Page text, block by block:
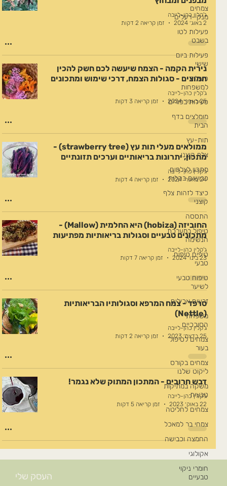
צמחים
מנקי-רעלים
פעילות לטו
בשבט
פעילות ביום
שישי
פעילות
למשפחות
פעילות בפורים
מומלצים בדף
הבית
תות-עץ
צלף קוצני
מתכון לצלפים
כבושים בקלות
כיצד לזהות צלף
קוצני
התססה
טיפול במערכת
הנשימה
טיפים טיפוח
טבעי
טיפוח טבעי
לשיער
זרעים אכילים
משפחת
הסוככיים
צמחים לטיפול
בעור
צמחים בקורס
ליקוט שלנו
משקה במתיקות
טבעית
צמחים לחליטה
צמחי בר למאכל
החמצה וכבישה
אקולוגי
חומרי ניקוי
טבעיים
ג'קלין כהן-לייבה
2 באוג׳ 2024
זמן קריאה 2 דקות
נירית הקמה - הצמח שיעשה לכם חשק להכין
חמוצים - סגולות הצמח, דרכי שימוש ומתכונים
ג'קלין כהן-לייבה
25 באפר׳ 2024
זמן קריאה 3 דקות
ממולאים מעלי תות עץ (strawberry tree) -
מתכון, יתרונות בריאותיים וערכים תזונתיים
ג'קלין כהן-לייבה
24 באפר׳ 2024
זמן קריאה 4 דקות
החוביזה (hobiza) היא החלמית (Mallow) -
מתכונים טבעיים וסגולות בריאותיות מפתיעות
ג'קלין כהן-לייבה
23 בינו׳ 2024
זמן קריאה 7 דקות
סרפד - צמח המרפא וסגולותיו הבריאותיות
(Nettle)
ג'קלין כהן-לייבה
25 בדצמ׳ 2023
זמן קריאה 2 דקות
דבש חרובים - המתכון המתוק שלא נגמר!
ג'קלין כהן-לייבה
22 באוק׳ 2023
זמן קריאה 5 דקות
העסק שלי